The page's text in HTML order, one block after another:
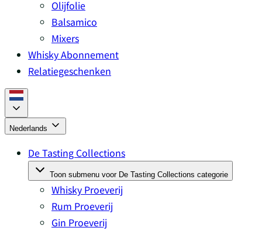
Olijfolie
Balsamico
Mixers
Whisky Abonnement
Relatiegeschenken
Nederlands
De Tasting Collections
Toon submenu voor De Tasting Collections categorie
Whisky Proeverij
Rum Proeverij
Gin Proeverij